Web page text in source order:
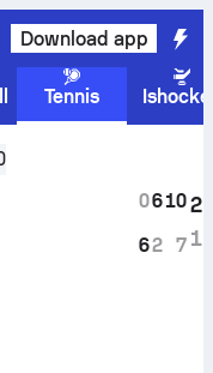
Download app
Tennis
05A
0
6
6
2
10
7
2
1